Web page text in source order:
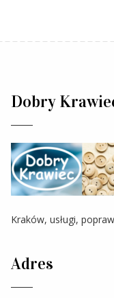
Dobry
Kraków, usługi,
Adres